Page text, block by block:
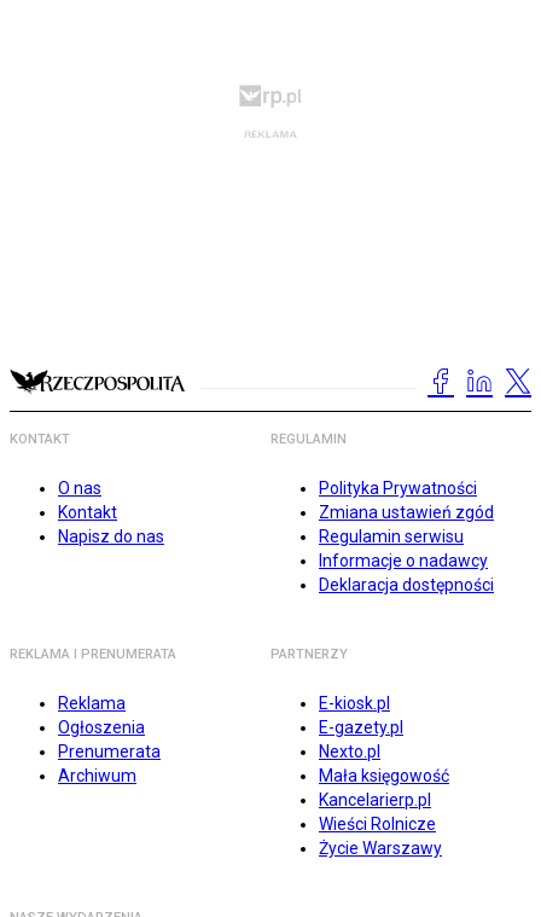
KONTAKT
O nas
Kontakt
Napisz do nas
REGULAMIN
Polityka Prywatności
Zmiana ustawień zgód
Regulamin serwisu
Informacje o nadawcy
Deklaracja dostępności
REKLAMA I PRENUMERATA
Reklama
Ogłoszenia
Prenumerata
Archiwum
PARTNERZY
E-kiosk.pl
E-gazety.pl
Nexto.pl
Mała księgowość
Kancelarierp.pl
Wieści Rolnicze
Życie Warszawy